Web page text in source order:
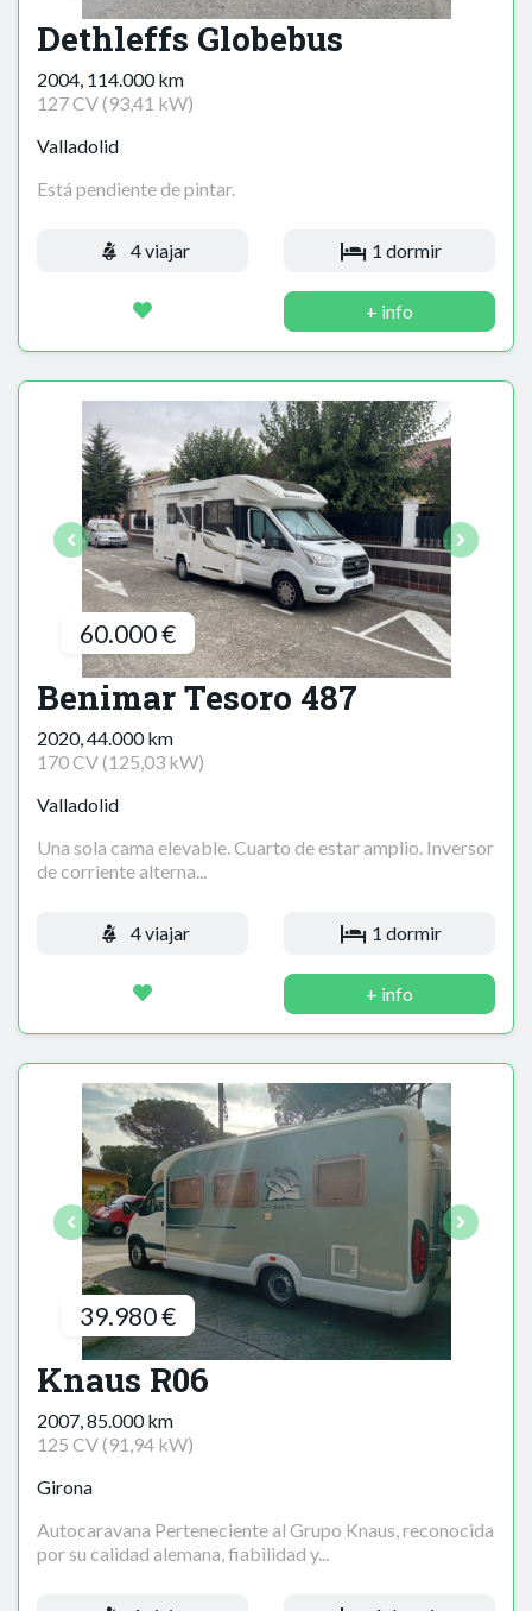
Dethleffs Globebus
2004, 114.000 km
127 CV (93,41 kW)
Valladolid
Está pendiente de pintar.
4 viajar 1 dormir
+ info
60.000 €
Benimar Tesoro 487
2020, 44.000 km
170 CV (125,03 kW)
Valladolid
Una sola cama elevable. Cuarto de estar amplio. Inversor
de corriente alterna...
4 viajar 1 dormir
+ info
39.980 €
Knaus R06
2007, 85.000 km
125 CV (91,94 kW)
Girona
Autocaravana Perteneciente al Grupo Knaus, reconocida
por su calidad alemana, fiabilidad y...